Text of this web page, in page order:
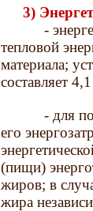
3)
-
тепловой
материала;
составляет
- для
его
(пищи)
жиров; в
жира